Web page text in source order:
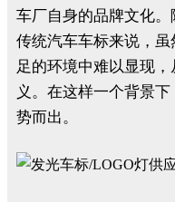
车厂自身的品牌文化
传统汽车车标来说，
足的环境中难以显现
义。在这样一个背景
势而出。